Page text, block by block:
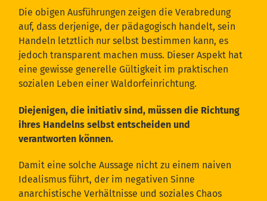
Die obigen Ausführungen zeigen die Verabredung
auf, dass derjenige, der pädagogisch handelt, sein
Handeln letztlich nur selbst bestimmen kann, es
jedoch transparent machen muss. Dieser Aspekt hat
eine gewisse generelle Gültigkeit im praktischen
sozialen Leben einer Waldorfeinrichtung.
Diejenigen, die initiativ sind, müssen die Richtung
ihres Handelns selbst entscheiden und
verantworten können.
Damit eine solche Aussage nicht zu einem naiven
Idealismus führt, der im negativen Sinne
anarchistische Verhältnisse und soziales Chaos